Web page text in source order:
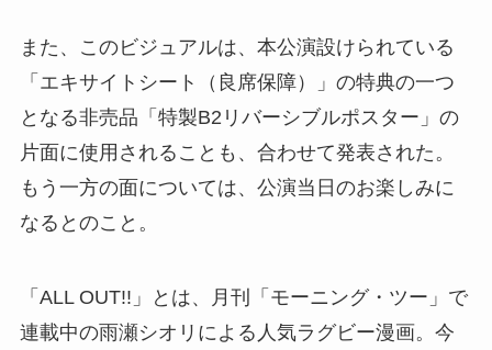
また、このビジュアルは、本公演設けられている
「エキサイトシート（良席保障）」の特典の一つ
となる非売品「特製B2リバーシブルポスター」の
片面に使用されることも、合わせて発表された。
もう一方の面については、公演当日のお楽しみに
なるとのこと。
「ALL OUT!!」とは、月刊「モーニング・ツー」で
連載中の雨瀬シオリによる人気ラグビー漫画。今